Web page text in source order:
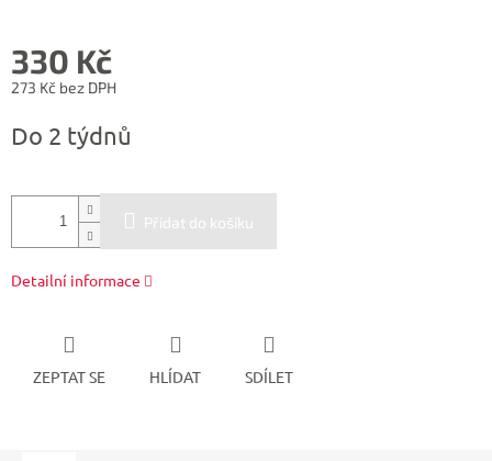
330 Kč
273 Kč bez DPH
cena:
Do 2 týdnů
Přidat do košíku
Detailní informace
ZEPTAT SE HLÍDAT SDÍLET